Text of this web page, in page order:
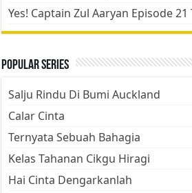
Yes! Captain Zul Aaryan Episode
Popular Series
Salju Rindu Di Bumi Auckland
Calar Cinta
Ternyata Sebuah Bahagia
Kelas Tahanan Cikgu Hiragi
Hai Cinta Dengarkanlah